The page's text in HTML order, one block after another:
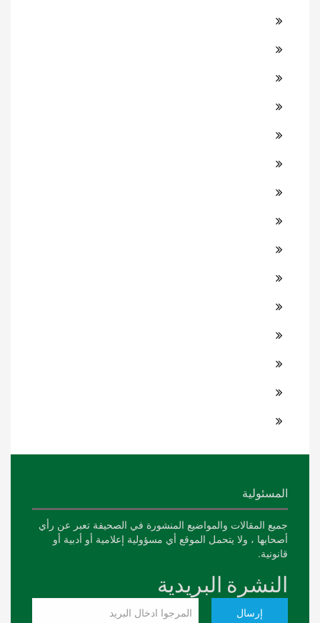
المسئولية
جميع المقالات والمواضيع المنشورة في الصحيفة تعبر عن رأي
أصحابها ، ولا يتحمل الموقع أي مسؤولية إعلامية أو أدبية أو
قانونية.
النشرة البريدية